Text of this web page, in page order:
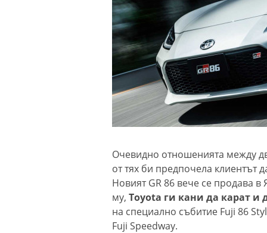
Очевидно отношенията между
от тях би предпочела клиентът
Новият GR 86 вече се продава в
му, Toyota ги кани да карат и
на специално събитие Fuji 86
Fuji Speedway.